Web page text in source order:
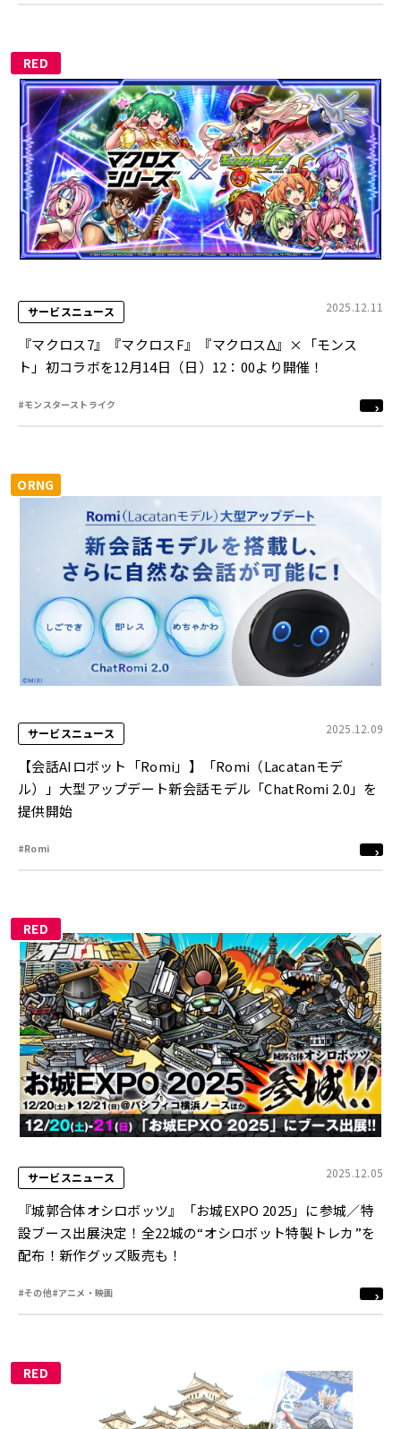
RED
サービスニュース 2025.12.11
『マクロス7』『マクロスF』『マクロスΔ』×「モンス
ト」初コラボを12月14日（日）12：00より開催！
#モンスターストライク
ORNG
サービスニュース 2025.12.09
【会話AIロボット「Romi」】「Romi（Lacatanモデ
ル）」大型アップデート新会話モデル「ChatRomi 2.0」を
提供開始
#Romi
RED
サービスニュース 2025.12.05
『城郭合体オシロボッツ』「お城EXPO 2025」に参城／特
設ブース出展決定！全22城の“オシロボット特製トレカ”を
配布！新作グッズ販売も！
#その他#アニメ・映画
RED